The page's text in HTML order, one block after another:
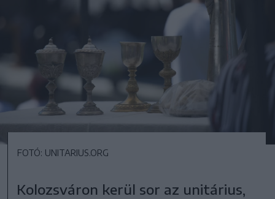
FOTÓ: UNITARIUS.ORG
Kolozsváron kerül sor az unitárius,